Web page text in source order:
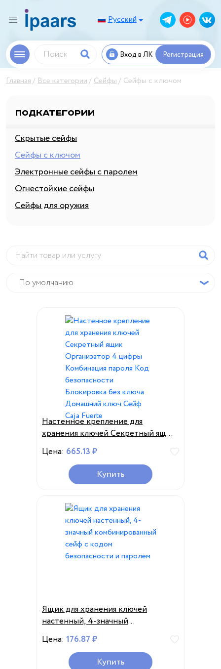
Русский
Вход в ЛК Регистрация
Главная Все категории Сейфы Сейфы с ключом
Подкатегории
Скрытые сейфы
Сейфы с ключом
Электронные сейфы с паролем
Огнестойкие сейфы
Сейфы для оружия
Настенное крепление для
хранения ключей Секретный ящик
Организатор 4 цифры
Комбинация пароля Код
безопасности Блокировка без
ключа Домашний ключ Сейф Caja
Цена: 665.13 ₽
Купить
Ящик для хранения ключей
настенный, 4-значный
комбинированный сейф с кодом
безопасности и паролем
Цена: 176.87 ₽
Купить